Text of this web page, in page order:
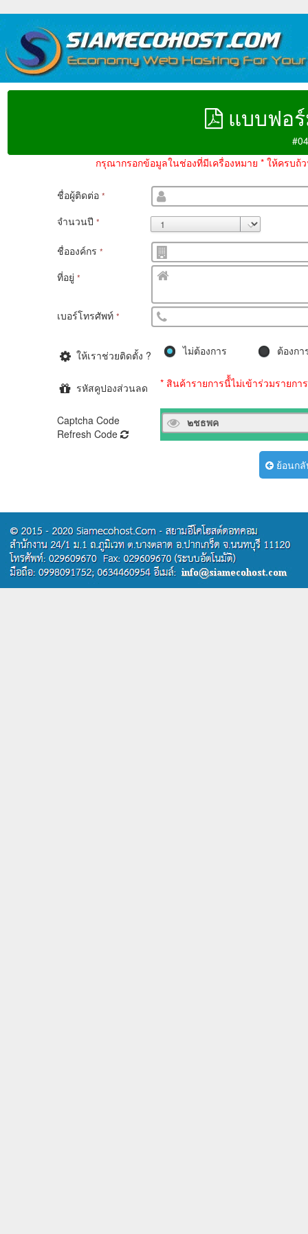
แบบฟอ
กรุณากรอกข้อมูลในช่องที่มีเครื่องหมาย * ให้ครบ
ชื่อผู้ติดต่อ*
จำนวนปี*
ชื่อองค์กร*
ที่อยู่*
เบอร์โทรศัพท์*
ให้เราช่วยติดตั้ง ? ไม่ต้องการ ต้องกา
รหัสคูปองส่วนลด * สินค้ารายการนี้้ไม่เข้าร่วมรายกา
Captcha Code
Refresh Code
ย้อนก